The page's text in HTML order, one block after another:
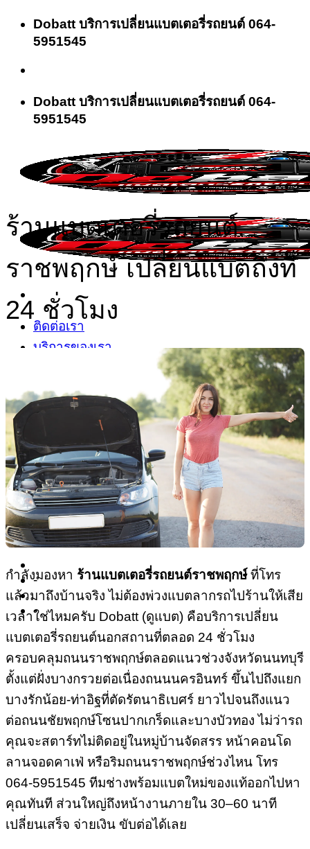
Skip
content
Dobatt บริการเปลี่ยนแบตเตอรี่รถยนต์ 064-
5951545
Dobatt บริการเปลี่ยนแบตเตอรี่รถยนต์ 064-
5951545
ติดต่อเรา
บริการของเรา
พื้นที่ให้บริการ
เมืองนนทบุรี
ปากเกร็ด
บางกรวย – พระราม 5
บางใหญ่
บางบัวทอง
ไทรน้อย
เกี่ยวกับเรา
-
-
ร้านแบตเตอรี่รถยนต์
ราชพฤกษ์ เปลี่ยนแบตถึงที่
24 ชั่วโมง
กำลังมองหา ร้านแบตเตอรี่รถยนต์ราชพฤกษ์ที่โทร
แล้วมาถึงบ้านจริง ไม่ต้องพ่วงแบตลากรถไปร้านให้เสีย
เวลาใช่ไหมครับ Dobatt (ดูแบต) คือบริการเปลี่ยน
แบตเตอรี่รถยนต์นอกสถานที่ตลอด 24 ชั่วโมง
ครอบคลุมถนนราชพฤกษ์ตลอดแนวช่วงจังหวัดนนทบุรี
ตั้งแต่ฝั่งบางกรวยต่อเนื่องถนนนครอินทร์ ขึ้นไปถึงแยก
บางรักน้อย-ท่าอิฐที่ตัดรัตนาธิเบศร์ ยาวไปจนถึงแนว
ต่อถนนชัยพฤกษ์โซนปากเกร็ดและบางบัวทอง ไม่ว่ารถ
คุณจะสตาร์ทไม่ติดอยู่ในหมู่บ้านจัดสรร หน้าคอนโด
ลานจอดคาเฟ่ หรือริมถนนราชพฤกษ์ช่วงไหน โทร
064-5951545 ทีมช่างพร้อมแบตใหม่ของแท้ออกไปหา
คุณทันที ส่วนใหญ่ถึงหน้างานภายใน 30–60 นาที
เปลี่ยนเสร็จ จ่ายเงิน ขับต่อได้เลย